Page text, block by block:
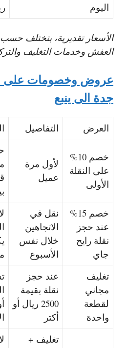
اليوم
الأسعار تقديرية، بتختلف
العفش وخدمات التغليف
عروض وخصومات على
جدة الى ينبع
العرض التفاصيل
خصم 10%
على النقلة
الأولى
لأول مرة
عميل
خصم 15%
عند حجز
نقلة رايح
جاي
نقل في
الاتجاهين
خلال نفس
الأسبوع
تغليف
مجاني
لقطعة
واحدة
عند حجز
نقلة بقيمة
2500 ريال أو
أكتر
تغليف +